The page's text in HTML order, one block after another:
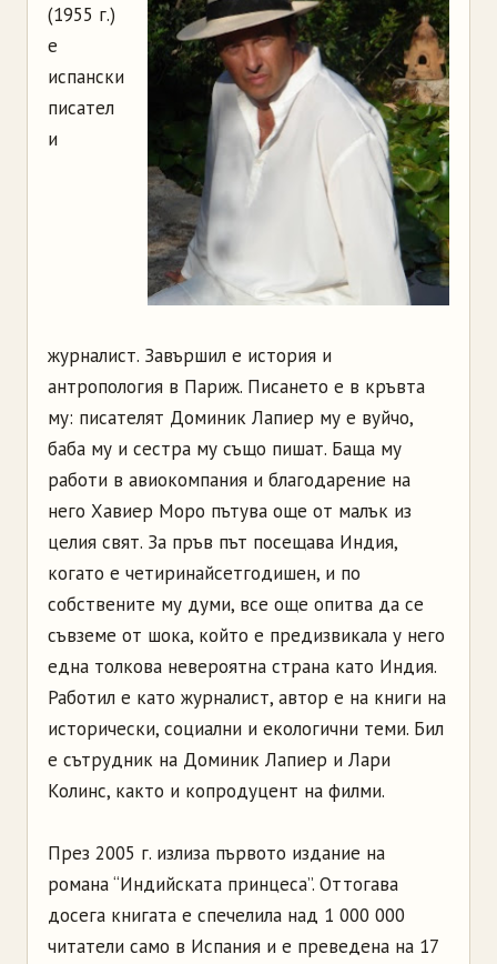
(1955 г.)
е
испански
писател
и
журналист. Завършил е история и
антропология в Париж. Писането е в кръвта
му: писателят Доминик Лапиер му е вуйчо,
баба му и сестра му също пишат. Баща му
работи в авиокомпания и благодарение на
него Хавиер Моро пътува още от малък из
целия свят. За пръв път посещава Индия,
когато е четиринайсетгодишен, и по
собствените му думи, все още опитва да се
съвземе от шока, който е предизвикала у него
една толкова невероятна страна като Индия.
Работил е като журналист, автор е на книги на
исторически, социални и екологични теми. Бил
е сътрудник на Доминик Лапиер и Лари
Колинс, както и копродуцент на филми.
През 2005 г. излиза първото издание на
романа “Индийската принцеса”. Оттогава
досега книгата е спечелила над 1 000 000
читатели само в Испания и е преведена на 17